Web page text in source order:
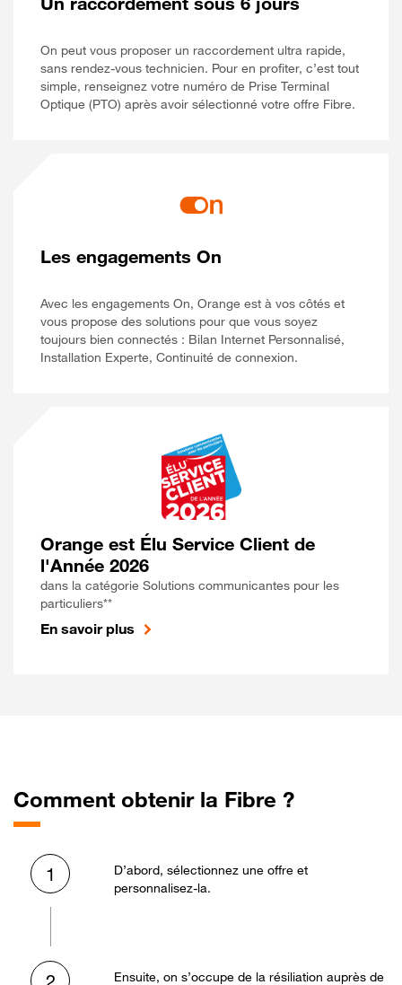
On peut vous proposer un raccordement ultra rapide,
sans rendez-vous technicien. Pour en profiter, c’est tout
simple, renseignez votre numéro de Prise Terminal
Optique (PTO) après avoir sélectionné votre offre Fibre.
Les engagements On
Avec les engagements On, Orange est à vos côtés et
vous propose des solutions pour que vous soyez
toujours bien connectés : Bilan Internet Personnalisé,
Installation Experte, Continuité de connexion.
Orange est Élu Service Client de
l'Année 2026
dans la catégorie Solutions communicantes pour les
particuliers**
En savoir plus
Comment obtenir la Fibre ?
1
D’abord, sélectionnez une offre et
personnalisez-la.
Ensuite, on s’occupe de la résiliation auprès de